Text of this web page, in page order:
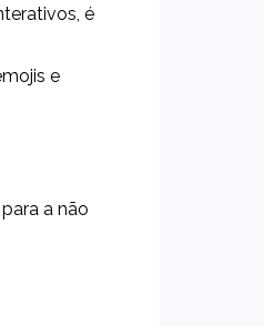
é
e
a não